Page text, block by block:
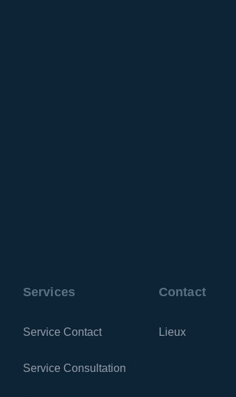
Services
Service Contact
Service Consultation
Contact
Lieux